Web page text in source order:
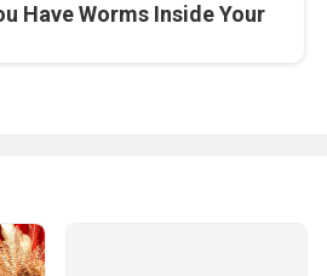
Have Worms Inside Your